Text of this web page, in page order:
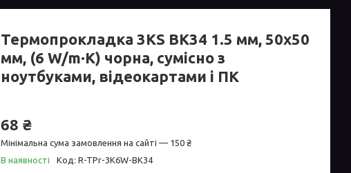
Термопрокладка 3KS BK34 1.5 мм, 50x50
мм, (6 W/m·K) чорна, сумісно з
ноутбуками, відеокартами і ПК
68 ₴
Мінімальна сума замовлення на сайті — 150 ₴
В наявності
Код: R-TPr-3K6W-BK34